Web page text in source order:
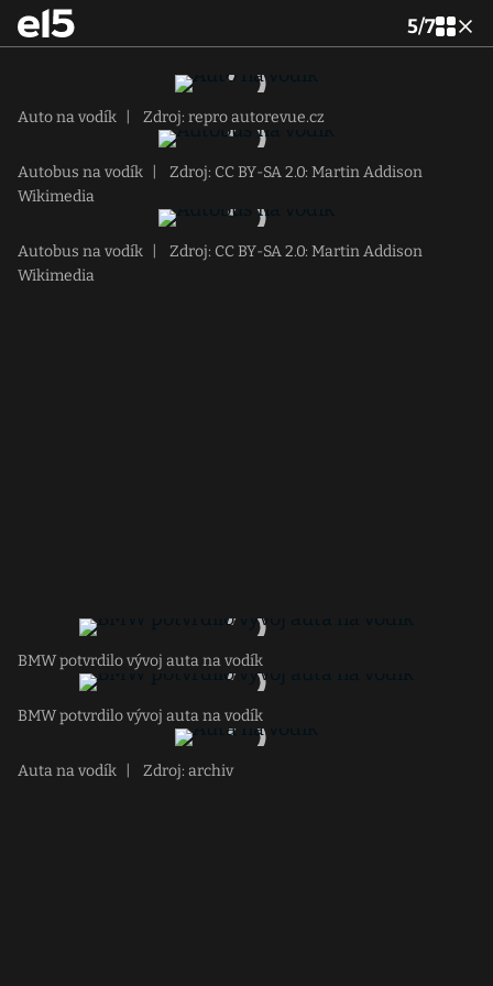
5/7
Auto na vodík Zdroj: repro autorevue.cz
Autobus na vodík
Zdroj: CC BY-SA 2.0: Martin Addison
Wikimedia
Autobus na vodík
Zdroj: CC BY-SA 2.0: Martin Addison
Wikimedia
BMW potvrdilo vývoj auta na vodík
BMW potvrdilo vývoj auta na vodík
Auta na vodík Zdroj: archiv